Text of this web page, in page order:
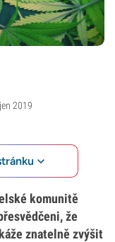
2019
komunitě
že
znatelně zvýšit